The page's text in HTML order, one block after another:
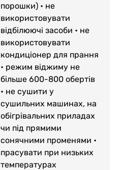
порошки) • не
використовувати
відбілюючі засоби • не
використовувати
кондиціонер для прання
• режим віджиму не
більше 600-800 обертів
• не сушити у
сушильних машинах, на
обігрівальних приладах
чи під прямими
сонячними променями •
прасувати при низьких
температурах